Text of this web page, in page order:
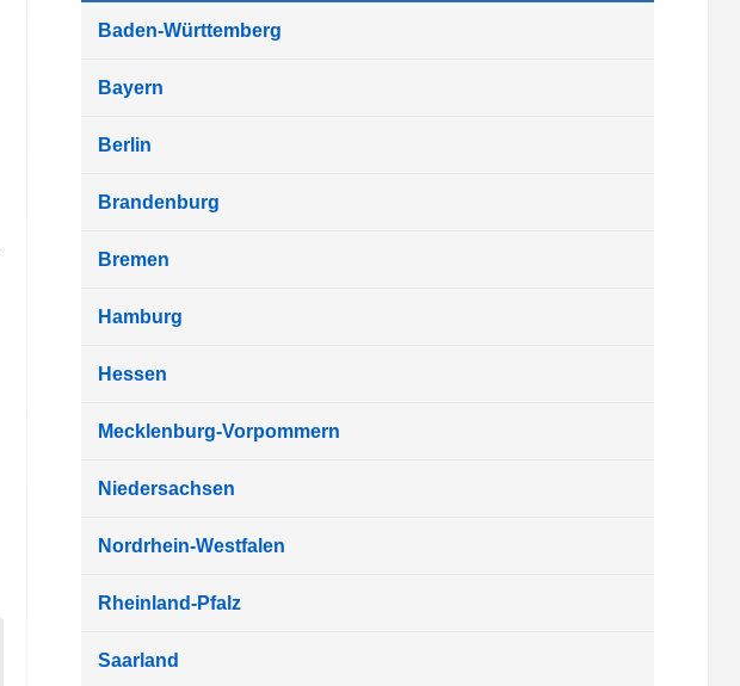
Baden-Württemberg
Bayern
Berlin
Brandenburg
Bremen
Hamburg
Hessen
Mecklenburg-Vorpommern
Niedersachsen
Nordrhein-Westfalen
Rheinland-Pfalz
Saarland